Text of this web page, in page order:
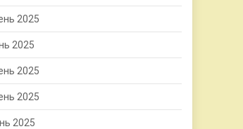
2025
2025
2025
2025
2025